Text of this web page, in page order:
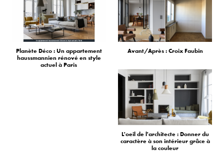
Planète Déco : Un appartement
haussmannien rénové en style
actuel à Paris
Avant/Après : Croix Faubin
L'oeil de l'architecte : Donner du
caractère à son intérieur grâce à
la couleur